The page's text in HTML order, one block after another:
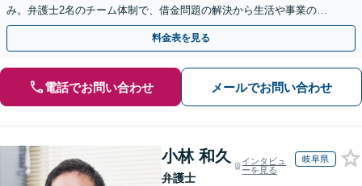
み。弁護士2名のチーム体制で、借金問題の解決から生活や事業の立
て直しまで丁寧に寄り添います。【法人・個人】
料金表を見る
電話でお問い合わせ メールでお問い合わせ
小林 和久
弁護士
インタビュ
ーを見る
岐阜県